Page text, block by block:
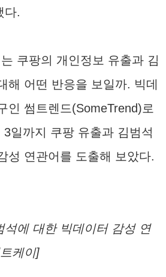
다.
쿠팡의 개인정보 유출과 김
해 어떤 반응을 보일까. 빅데
인 썸트렌드(SomeTrend)로
일까지 쿠팡 유출과 김범석
성 연관어를 도출해 보았다.
에 대한 빅데이터 감성 연
케이]